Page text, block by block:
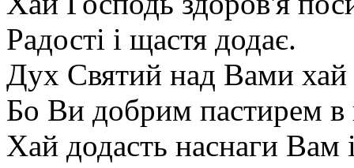
Радості і щастя додає.
Дух Святий над Вами хай
Бо Ви добрим пастирем в
Хай додасть наснаги Вам